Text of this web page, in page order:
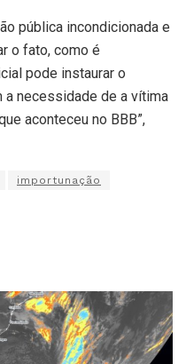
pública incondicionada e
o fato, como é
pode instaurar o
necessidade de a vítima
aconteceu no BBB”,
importunação